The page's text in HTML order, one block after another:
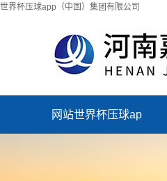
世界杯压球app（中国）集团有限公司
网站世界杯压球ap